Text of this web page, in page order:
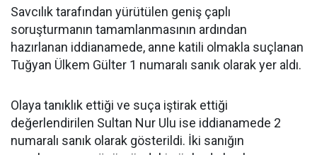
Savcılık tarafından yürütülen geniş çaplı
soruşturmanın tamamlanmasının ardından
hazırlanan iddianamede, anne katili olmakla suçlanan
Tuğyan Ülkem Gülter 1 numaralı sanık olarak yer aldı.
Olaya tanıklık ettiği ve suça iştirak ettiği
değerlendirilen Sultan Nur Ulu ise iddianamede 2
numaralı sanık olarak gösterildi. İki sanığın